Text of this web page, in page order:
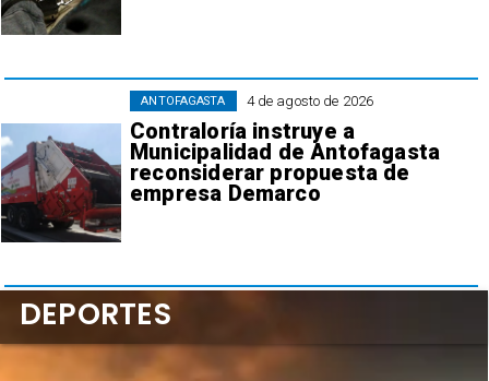
4 de agosto de 2026
Contraloría instruye a
Municipalidad de Antofagasta
reconsiderar propuesta de
empresa Demarco
ANTOFAGASTA
DEPORTES